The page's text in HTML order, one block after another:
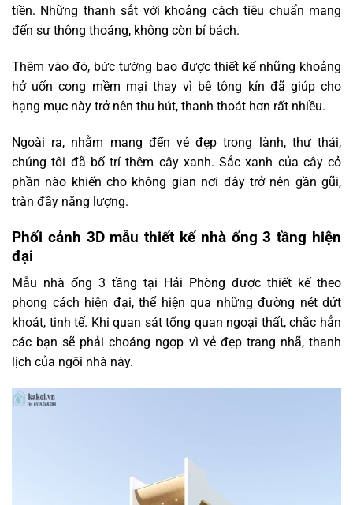
tiền. Những thanh sắt với khoảng cách tiêu chuẩn mang
đến sự thông thoáng, không còn bí bách.
Thêm vào đó, bức tường bao được thiết kế những khoảng
hở uốn cong mềm mại thay vì bê tông kín đã giúp cho
hạng mục này trở nên thu hút, thanh thoát hơn rất nhiều.
Ngoài ra, nhằm mang đến vẻ đẹp trong lành, thư thái,
chúng tôi đã bố trí thêm cây xanh. Sắc xanh của cây cỏ
phần nào khiến cho không gian nơi đây trở nên gần gũi,
tràn đầy năng lượng.
Phối cảnh 3D mẫu thiết kế nhà ống 3 tầng hiện
đại
Mẫu nhà ống 3 tầng tại Hải Phòng được thiết kế theo
phong cách hiện đại, thể hiện qua những đường nét dứt
khoát, tinh tế. Khi quan sát tổng quan ngoại thất, chắc hẳn
các bạn sẽ phải choáng ngợp vì vẻ đẹp trang nhã, thanh
lịch của ngôi nhà này.